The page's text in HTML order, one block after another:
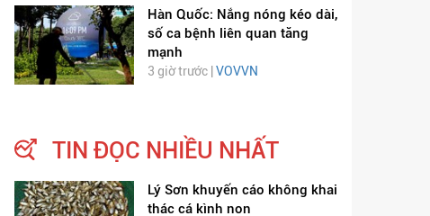
Hàn Quốc: Nắng nóng kéo dài,
số ca bệnh liên quan tăng
mạnh
3 giờ trước | VOVVN
TIN ĐỌC NHIỀU NHẤT
Lý Sơn khuyến cáo không khai
thác cá kình non